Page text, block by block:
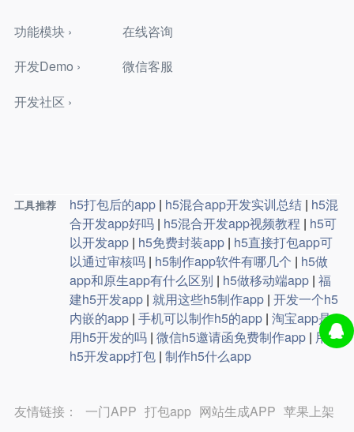
功能模块 ›
开发Demo ›
开发社区 ›
在线咨询
微信客服
工具推荐 h5打包后的app | h5混合app开发实训总结 | h5混
合开发app好吗 | h5混合开发app视频教程 | h5可
以开发app | h5免费封装app | h5直接打包app可
以通过审核吗 | h5制作app软件有哪几个 | h5做
app和原生app有什么区别 | h5做移动端app | 福
建h5开发app | 就用这些h5制作app | 开发一个h5
内嵌的app | 手机可以制作h5的app | 淘宝app是
用h5开发的吗 | 微信h5邀请函免费制作app | 用
h5开发app打包 | 制作h5什么app
友情链接： 一门APP 打包app 网站生成APP 苹果上架